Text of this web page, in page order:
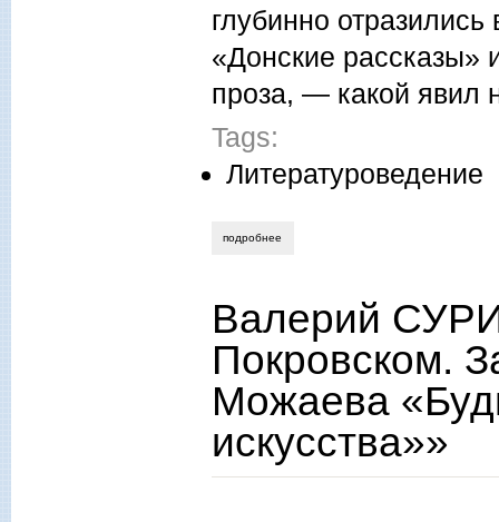
глубинно
«Донские рассказы»
проза, — какой явил
Tags:
Литературоведение
подробнее
Валерий
Покровском.
Можаева
искусства»»